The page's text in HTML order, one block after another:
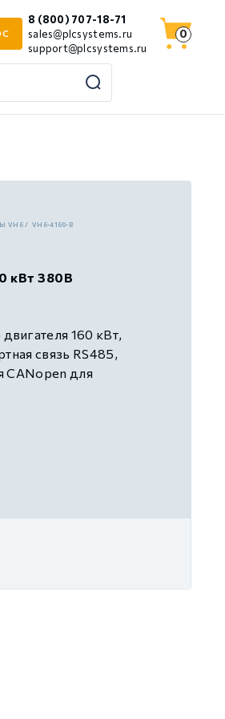
8 (800) 707-18-71
sales@plcsystems.ru
support@plcsystems.ru
0
VH6 VH6-4160-B
кВт 380В
160 кВт,
связь RS485,
CANopen для
аналогового вывода,
фильтр, трёхфазное